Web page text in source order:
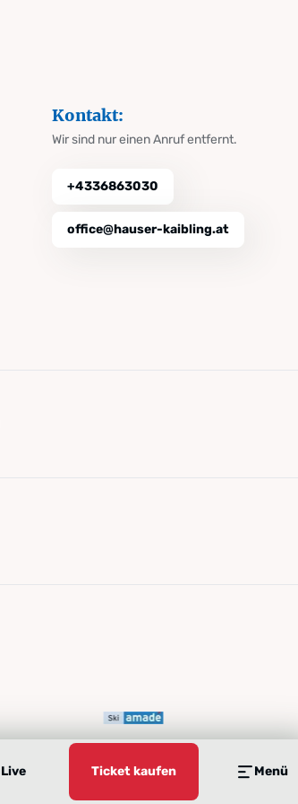
Live Ticket kaufen Menü
Kontakt:
Wir sind nur einen Anruf entfernt.
+4336863030
office@hauser-kaibling.at